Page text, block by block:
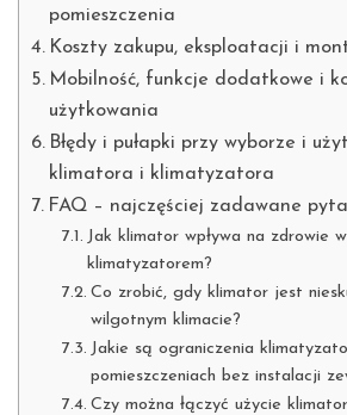
pomieszczenia
Koszty zakupu, eksploatacji i
Mobilność, funkcje dodatkowe i
użytkowania
Błędy i pułapki przy wyborze i
klimatora i klimatyzatora
FAQ – najczęściej zadawane
Jak klimator wpływa na zdrowie
klimatyzatorem?
Co zrobić, gdy klimator jest
wilgotnym klimacie?
Jakie są ograniczenia
pomieszczeniach bez instalacji
Czy można łączyć użycie